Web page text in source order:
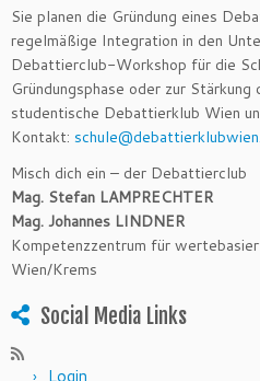
Sie planen die Gründung eines
regelmäßige Integration in den
Debattierclub-Workshop für die
Gründungsphase oder zur
studentische Debattierklub Wien
Kontakt: schule@
Misch dich ein – der Debattierclub
Mag. Stefan LAMPRECHTER
Mag. Johannes LINDNER
Kompetenzzentrum für
Wien/Krems
Social Media Links
Login